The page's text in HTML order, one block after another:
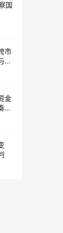
国
市
配
金
与